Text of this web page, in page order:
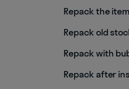
Repack the
Repack old
Repack with
Repack after